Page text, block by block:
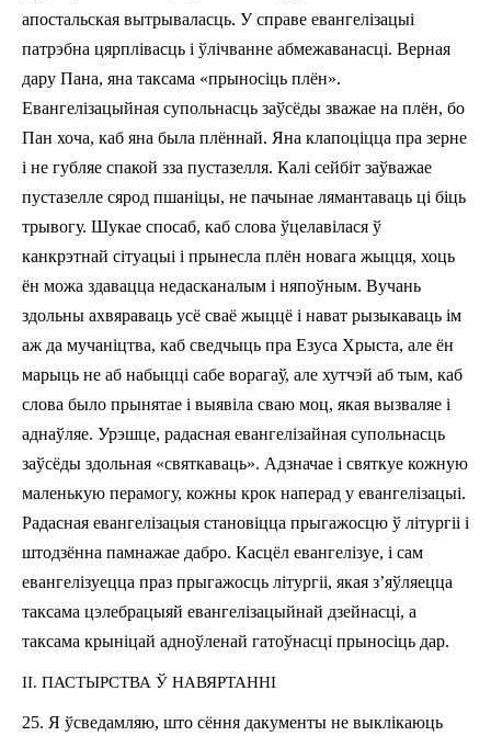
апостальская вытрываласць. У справе евангелізацыі
патрэбна цярплівасць і ўлічванне абмежаванасці. Верная
дару Пана, яна таксама «прыносіць плён».
Евангелізацыйная супольнасць заўсёды зважае на плён, бо
Пан хоча, каб яна была плённай. Яна клапоціцца пра зерне
і не губляе спакой з­за пустазелля. Калі сейбіт заўважае
пустазелле сярод пшаніцы, не пачынае лямантаваць ці біць
трывогу. Шукае спосаб, каб слова ўцелавілася ў
канкрэтнай сітуацыі і прынесла плён новага жыцця, хоць
ён можа здавацца недасканалым і няпоўным. Вучань
здольны ахвяраваць усё сваё жыццё і нават рызыкаваць ім
аж да мучаніцтва, каб сведчыць пра Езуса Хрыста, але ён
марыць не аб набыцці сабе ворагаў, але хутчэй аб тым, каб
слова было прынятае і выявіла сваю моц, якая вызваляе і
аднаўляе. Урэшце, радасная евангелізайная супольнасць
заўсёды здольная «святкаваць». Адзначае і святкуе кожную
маленькую перамогу, кожны крок наперад у евангелізацыі.
Радасная евангелізацыя становіцца прыгажосцю ў літургіі і
штодзённа памнажае дабро. Касцёл евангелізуе, і сам
евангелізуецца праз прыгажосць літургіі, якая з’яўляецца
таксама цэлебрацыяй евангелізацыйнай дзейнасці, а
таксама крыніцай адноўленай гатоўнасці прыносіць дар.
II. ПАСТЫРСТВА Ў НАВЯРТАННІ
25. Я ўсведамляю, што сёння дакументы не выклікаюць